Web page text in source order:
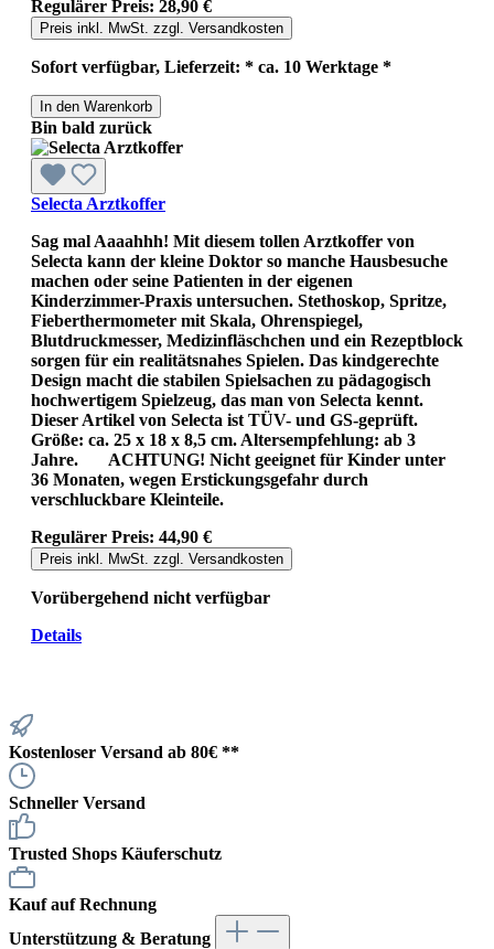
Regulärer Preis: 28,90 €
Preis inkl. MwSt. zzgl. Versandkosten
Sofort verfügbar, Lieferzeit: * ca. 10 Werktage *
In den Warenkorb
Bin bald zurück
Selecta Arztkoffer
Sag mal Aaaahhh! Mit diesem tollen Arztkoffer von
Selecta kann der kleine Doktor so manche Hausbesuche
machen oder seine Patienten in der eigenen
Kinderzimmer-Praxis untersuchen. Stethoskop, Spritze,
Fieberthermometer mit Skala, Ohrenspiegel,
Blutdruckmesser, Medizinfläschchen und ein Rezeptblock
sorgen für ein realitätsnahes Spielen. Das kindgerechte
Design macht die stabilen Spielsachen zu pädagogisch
hochwertigem Spielzeug, das man von Selecta kennt.
Dieser Artikel von Selecta ist TÜV- und GS-geprüft.
Größe: ca. 25 x 18 x 8,5 cm. Altersempfehlung: ab 3
Jahre. ACHTUNG! Nicht geeignet für Kinder unter
36 Monaten, wegen Erstickungsgefahr durch
verschluckbare Kleinteile.
Regulärer Preis: 44,90 €
Preis inkl. MwSt. zzgl. Versandkosten
Vorübergehend nicht verfügbar
Details
Kostenloser Versand ab 80€ **
Schneller Versand
Trusted Shops Käuferschutz
Kauf auf Rechnung
Unterstützung & Beratung